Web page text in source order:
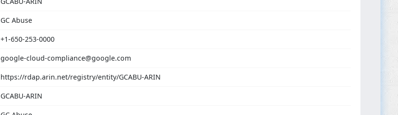
GC Abuse
+1-650-253-0000
google-cloud-compliance@google.com
https://rdap.arin.net/registry/entity/GCABU-ARIN
GCABU-ARIN